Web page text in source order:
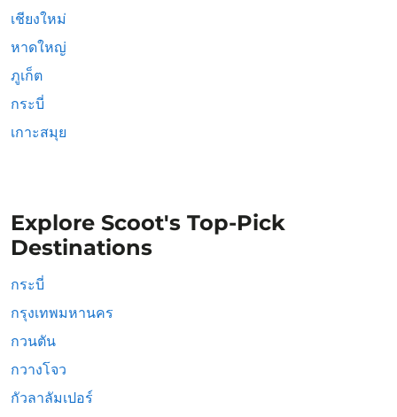
เชียงใหม่
หาดใหญ่
ภูเก็ต
กระบี่
เกาะสมุย
Explore Scoot's Top-Pick
Destinations
กระบี่
กรุงเทพมหานคร
กวนตัน
กวางโจว
กัวลาลัมเปอร์